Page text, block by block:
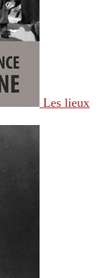
Les lieux